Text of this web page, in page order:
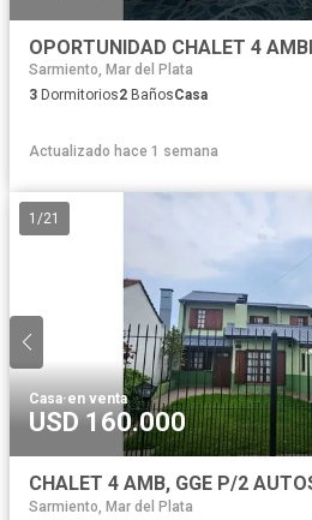
Sarmiento, Mar del Plata
3 Dormitorios2 BañosCasa
Actualizado hace 1 semana
1 /21
Casa·en venta
USD 160.000
Sarmiento, Mar del Plata